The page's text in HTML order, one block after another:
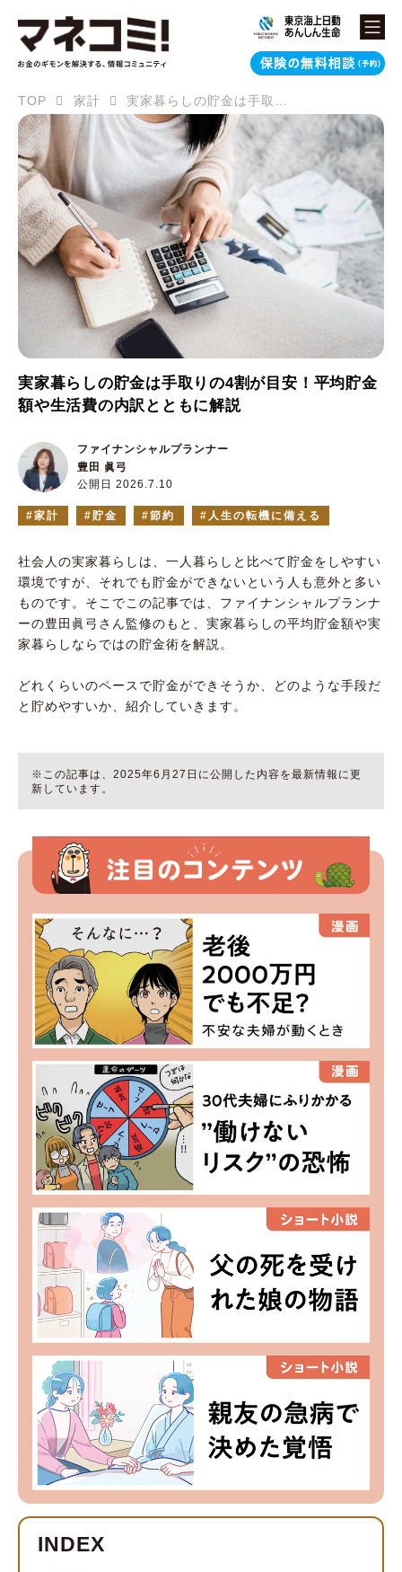
TOP 家計 実家暮らしの貯金は手取りの4割が目安！平均貯金額や生活費の内訳とともに解説
実家暮らしの貯金は手取りの4割が目安！平均貯金
額や生活費の内訳とともに解説
公開日 2026.7.10
ファイナンシャルプランナー
豊田 眞弓
家計 貯金 節約 人生の転機に備える
社会人の実家暮らしは、一人暮らしと比べて貯金をしやすい
環境ですが、それでも貯金ができないという人も意外と多い
ものです。そこでこの記事では、ファイナンシャルプランナ
ーの豊田眞弓さん監修のもと、実家暮らしの平均貯金額や実
家暮らしならではの貯金術を解説。
どれくらいのペースで貯金ができそうか、どのような手段だ
と貯めやすいか、紹介していきます。
※この記事は、2025年6月27日に公開した内容を最新情報に更
新しています。